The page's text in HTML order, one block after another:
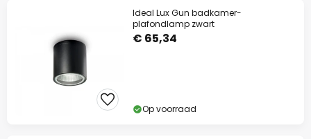
Ideal Lux Gun badkamer-
plafondlamp zwart
€ 65,34
Op voorraad